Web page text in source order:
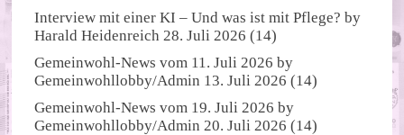
Interview mit einer KI – Und was ist mit Pflege? by
Harald Heidenreich 28. Juli 2026 (14)
Gemeinwohl-News vom 11. Juli 2026 by
Gemeinwohllobby/Admin 13. Juli 2026 (14)
Gemeinwohl-News vom 19. Juli 2026 by
Gemeinwohllobby/Admin 20. Juli 2026 (14)